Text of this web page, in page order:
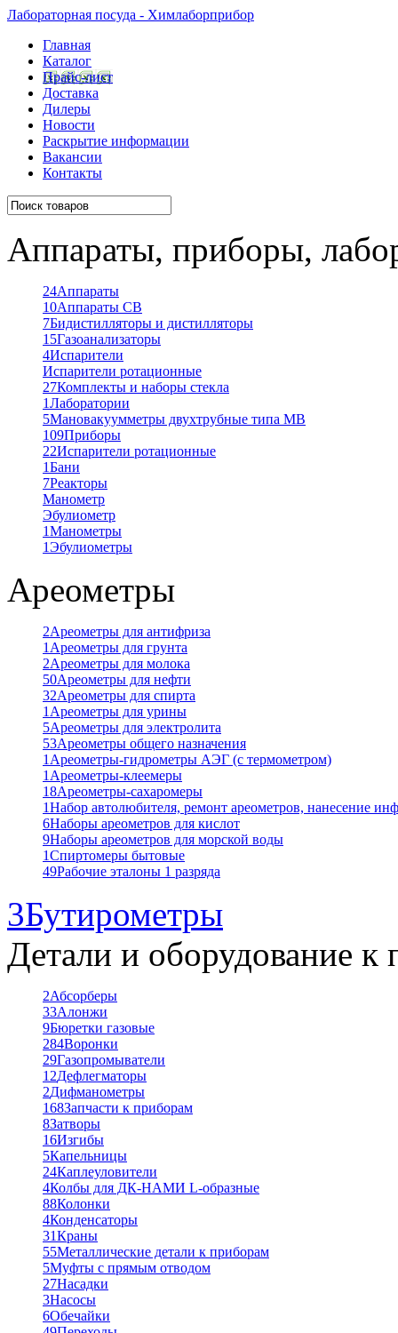
Лабораторная посуда - Химлаборприбор
Главная
Каталог
Прайс-лист
Доставка
Дилеры
Новости
Раскрытие информации
Вакансии
Контакты
Аппараты, приборы,
24Аппараты
10Аппараты СВ
7Бидистилляторы и дистилляторы
15Газоанализаторы
4Испарители
Испарители ротационные
27Комплекты и наборы стекла
1Лаборатории
5Мановакуумметры двухтрубные типа МВ
109Приборы
22Испарители ротационные
1Бани
7Реакторы
Манометр
Эбулиометр
1Манометры
1Эбулиометры
Ареометры
2Ареометры для антифриза
1 Ареометры для грунта
2Ареометры для молока
50Ареометры для нефти
32Ареометры для спирта
1 Ареометры для урины
5Ареометры для электролита
53Ареометры общего назначения
1 Ареометры-гидрометры АЭГ (с термометром)
1 Ареометры-клеемеры
18Ареометры-сахаромеры
1Набор автолюбителя, ремонт ареометров, нанесение
6Наборы ареометров для кислот
9Наборы ареометров для морской воды
1Спиртомеры бытовые
49Рабочие эталоны 1 разряда
3Бутирометры
Детали и оборудование к
2Абсорберы
33Алонжи
9Бюретки газовые
284Воронки
29Газопромыватели
12Дефлегматоры
2Дифманометры
168Запчасти к приборам
8Затворы
16Изгибы
5Капельницы
24Каплеуловители
4Колбы для ДК-НАМИ L-образные
88Колонки
4Конденсаторы
31Краны
55Металлические детали к приборам
5Муфты с прямым отводом
27Насадки
3Насосы
6Обечайки